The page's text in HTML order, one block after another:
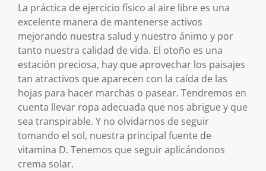
La práctica de ejercicio físico al aire libre es una
excelente manera de mantenerse activos
mejorando nuestra salud y nuestro ánimo y por
tanto nuestra calidad de vida. El otoño es una
estación preciosa, hay que aprovechar los paisajes
tan atractivos que aparecen con la caída de las
hojas para hacer marchas o pasear. Tendremos en
cuenta llevar ropa adecuada que nos abrigue y que
sea transpirable. Y no olvidarnos de seguir
tomando el sol, nuestra principal fuente de
vitamina D. Tenemos que seguir aplicándonos
crema solar.